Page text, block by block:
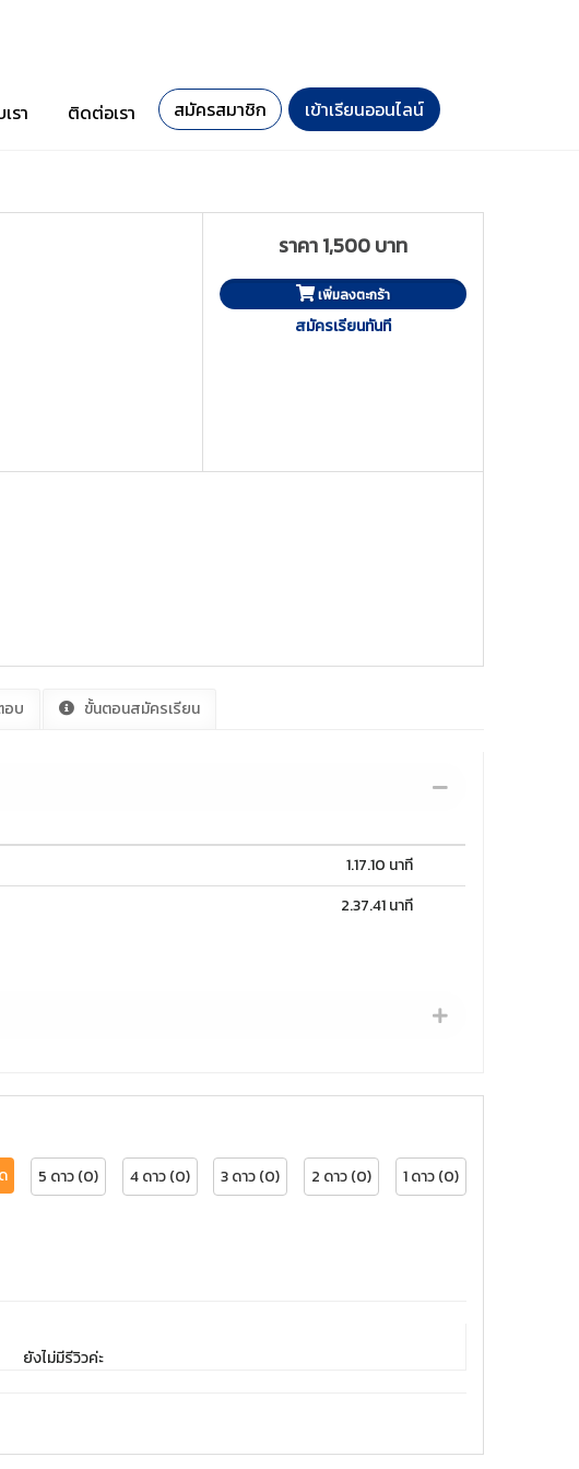
รา ติดต่อเรา สมัครสมาชิก เข้าเรียนออนไลน์
ราคา 1,500 บาท
เพิ่มลงตะกร้า
สมัครเรียนทันที
อบ ขั้นตอนสมัครเรียน
1.17.10 นาที
2.37.41 นาที
5 ดาว (0) 4 ดาว (0) 3 ดาว (0) 2 ดาว (0) 1 ดาว (0)
ยังไม่มีรีวิวค่ะ